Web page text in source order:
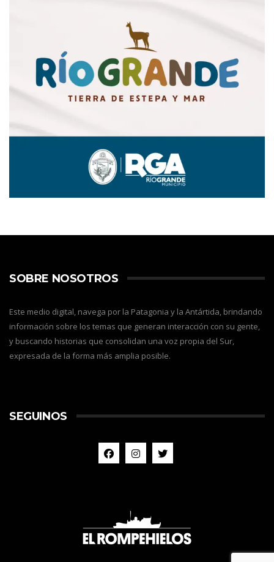
SOBRE NOSOTROS
Este medio digital, navega por la Patagonia y la Antártida, brindando
información sobre los temas que generan interacción con su gente,
y buscando historias que consolidan una voz propia del Sur,
expresada de la forma más amplia posible.
SEGUINOS